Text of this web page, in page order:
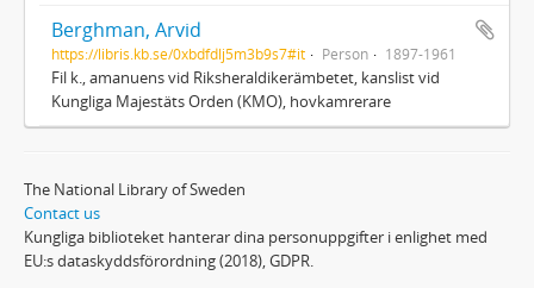
Berghman, Arvid
https://libris.kb.se/0xbdfdlj5m3b9s7#it Person 1897-1961
Fil k., amanuens vid Riksheraldikerämbetet, kanslist vid
Kungliga Majestäts Orden (KMO), hovkamrerare
The National Library of Sweden
Contact us
Kungliga biblioteket hanterar dina personuppgifter i enlighet med
EU:s dataskyddsförordning (2018), GDPR.